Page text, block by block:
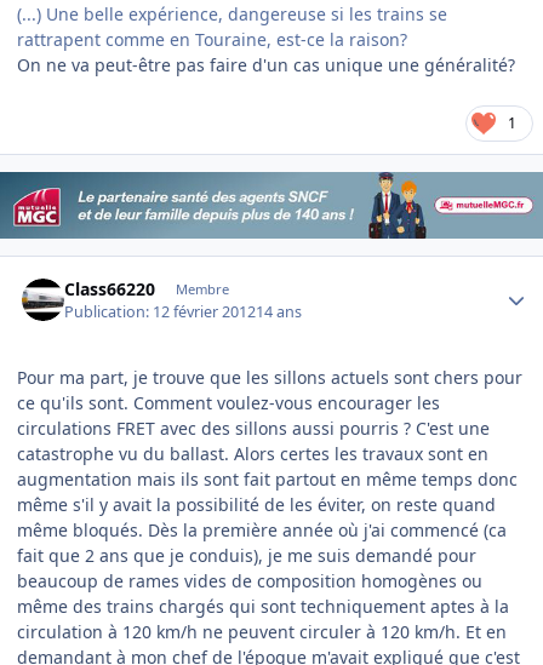
(...) Une belle expérience, dangereuse si les trains se
rattrapent comme en Touraine, est-ce la raison?
On ne va peut-être pas faire d'un cas unique une généralité?
1
Class66220 Membre
Publication: 12 février 201214 ans
Pour ma part, je trouve que les sillons actuels sont chers pour
ce qu'ils sont. Comment voulez-vous encourager les
circulations FRET avec des sillons aussi pourris ? C'est une
catastrophe vu du ballast. Alors certes les travaux sont en
augmentation mais ils sont fait partout en même temps donc
même s'il y avait la possibilité de les éviter, on reste quand
même bloqués. Dès la première année où j'ai commencé (ca
fait que 2 ans que je conduis), je me suis demandé pour
beaucoup de rames vides de composition homogènes ou
même des trains chargés qui sont techniquement aptes à la
circulation à 120 km/h ne peuvent circuler à 120 km/h. Et en
demandant à mon chef de l'époque m'avait expliqué que c'est